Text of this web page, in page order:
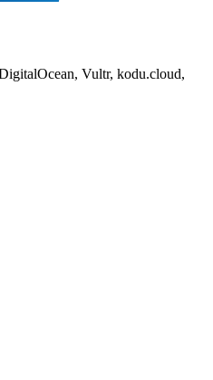
Vultr, kodu.cloud,